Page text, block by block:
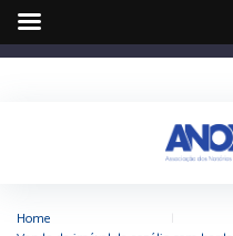
Home